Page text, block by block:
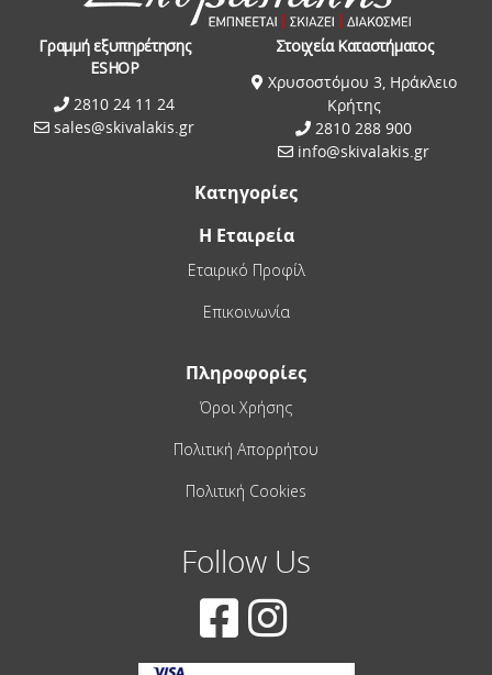
Γραμμή εξυπηρέτησης
ESHOP
2810 24 11 24
sales@skivalakis.gr
Στοιχεία Καταστήματος
Χρυσοστόμου 3, Ηράκλειο
Κρήτης
2810 288 900
info@skivalakis.gr
Κατηγορίες
Η Εταιρεία
Εταιρικό Προφίλ
Επικοινωνία
Πληροφορίες
Όροι Χρήσης
Πολιτική Απορρήτου
Πολιτική Cookies
Follow Us